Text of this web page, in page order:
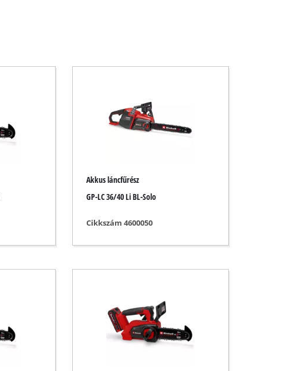
Akkus láncfűrész
GP-LC 36/40 Li BL-Solo
Cikkszám 4600050